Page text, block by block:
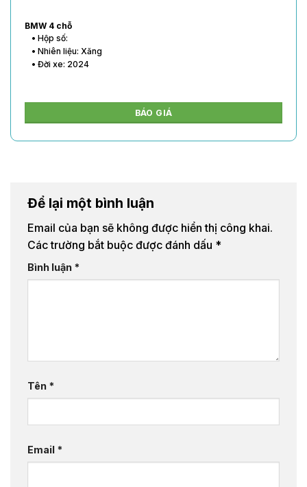
BMW 4 chỗ
• Hộp số:
• Nhiên liệu: Xăng
• Đời xe: 2024
BÁO GIÁ
Để lại một bình luận
Email của bạn sẽ không được hiển thị công khai.
Các trường bắt buộc được đánh dấu *
Bình luận *
Tên *
Email *